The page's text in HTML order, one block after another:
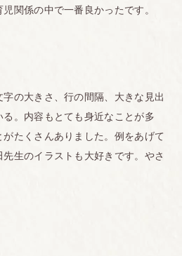
関係の中で一番良かったです。
の大きさ、行の間隔、大きな見出
。内容もとても身近なことが多
たくさんありました。例をあげて
生のイラストも大好きです。やさ